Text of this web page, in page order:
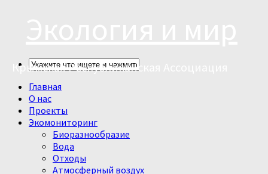
Главная
О нас
Проекты
Экомониторинг
Биоразнообразие
Вода
Отходы
Атмосферный воздух
Крымская Республиканская Ассоциация